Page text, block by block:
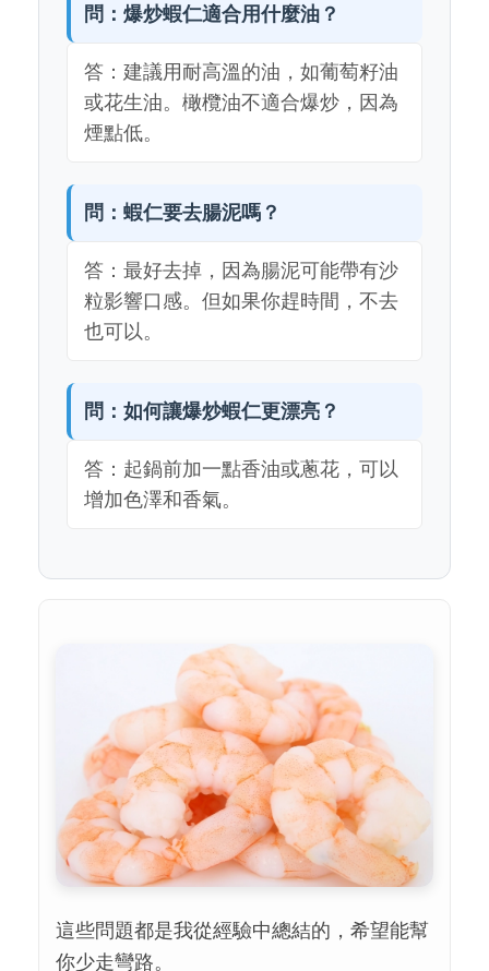
問：爆炒蝦仁適合用什麼油？
答：建議用耐高溫的油，如葡萄籽油
或花生油。橄欖油不適合爆炒，因為
煙點低。
問：蝦仁要去腸泥嗎？
答：最好去掉，因為腸泥可能帶有沙
粒影響口感。但如果你趕時間，不去
也可以。
問：如何讓爆炒蝦仁更漂亮？
答：起鍋前加一點香油或蔥花，可以
增加色澤和香氣。
這些問題都是我從經驗中總結的，希望能幫
你少走彎路。